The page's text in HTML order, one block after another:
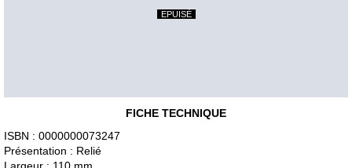
EPUISÉ
FICHE TECHNIQUE
ISBN : 0000000073247
Présentation : Relié